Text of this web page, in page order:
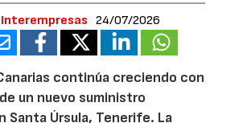
24/07/2026
continúa creciendo con
un nuevo suministro
Santa Úrsula, Tenerife. La